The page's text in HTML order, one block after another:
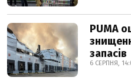
PUMA
запасів
6 СЕРПНЯ,